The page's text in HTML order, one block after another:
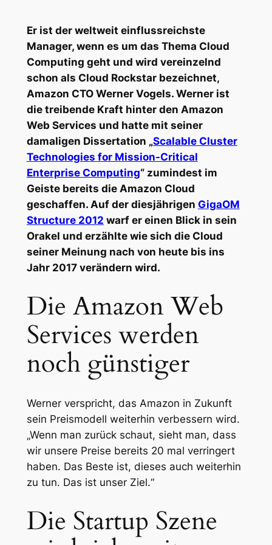
Er ist der weltweit einflussreichste
Manager, wenn es um das Thema Cloud
Computing geht und wird vereinzelnd
schon als Cloud Rockstar bezeichnet,
Amazon CTO Werner Vogels. Werner ist
die treibende Kraft hinter den Amazon
Web Services und hatte mit seiner
damaligen Dissertation „Scalable Cluster
Technologies for Mission-Critical
Enterprise Computing“ zumindest im
Geiste bereits die Amazon Cloud
geschaffen. Auf der diesjährigen GigaOM
Structure 2012 warf er einen Blick in sein
Orakel und erzählte wie sich die Cloud
seiner Meinung nach von heute bis ins
Jahr 2017 verändern wird.
Die Amazon Web
Services werden
noch günstiger
Werner verspricht, das Amazon in Zukunft
sein Preismodell weiterhin verbessern wird.
„Wenn man zurück schaut, sieht man, dass
wir unsere Preise bereits 20 mal verringert
haben. Das Beste ist, dieses auch weiterhin
zu tun. Das ist unser Ziel.“
Die Startup Szene